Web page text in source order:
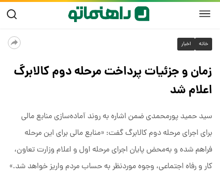
خانه اخبار
زمان و جزئیات پرداخت مرحله دوم کالابرگ
اعلام شد
سید حمید پورمحمدی ضمن اشاره به روند آماده‌سازی منابع مالی
برای اجرای مرحله دوم کالابرگ گفت: «منابع مالی برای این مرحله
فراهم شده و به‌محض پایان اجرای مرحله اول و اعلام وزارت تعاون،
کار و رفاه اجتماعی، وجوه موردنظر به حساب مردم واریز خواهد شد.»